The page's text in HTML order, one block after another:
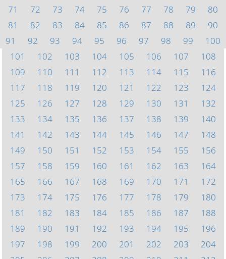
71
72 73 74 75 76 77 78 79
80
81
82 83 84 85 86 87 88 89
90
91
92 93 94 95 96 97 98 99
100
101
102 103 104 105 106 107
108
109
110 111 112 113 114 115
116
117
118 119 120 121 122 123
124
125
126 127 128 129 130 131
132
133
134 135 136 137 138 139
140
141
142 143 144 145 146 147
148
149
150 151 152 153 154 155
156
157
158 159 160 161 162 163
164
165
166 167 168 169 170 171
172
173
174 175 176 177 178 179
180
181
182 183 184 185 186 187
188
189
190 191 192 193 194 195
196
197
198 199 200 201 202 203
204